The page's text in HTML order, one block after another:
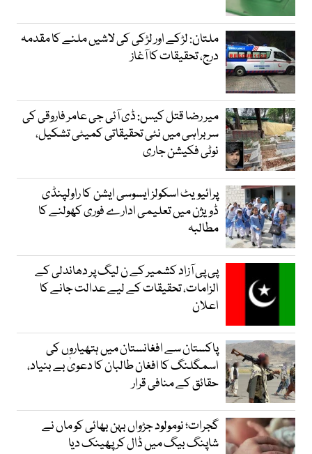
ملتان: لڑکے اور لڑکی کی لاشیں ملنے کا مقدمہ
درج، تحقیقات کا آغاز
میر رضا قتل کیس: ڈی آئی جی عامر فاروقی کی
سربراہی میں نئی تحقیقاتی کمیٹی تشکیل،
نوٹی فکیشن جاری
پرائیویٹ اسکولز ایسوسی ایشن کا راولپنڈی
ڈویژن میں تعلیمی ادارے فوری کھولنے کا
مطالبہ
پی پی آزاد کشمیر کے ن لیگ پر دھاندلی کے
الزامات، تحقیقات کے لیے عدالت جانے کا
اعلان
پاکستان سے افغانستان میں ہتھیاروں کی
اسمگلنگ کا افغان طالبان کا دعویٰ بے بنیاد،
حقائق کے منافی قرار
گجرات؛ نومولود جڑواں بہن بھائی کو ماں نے
شاپنگ بیگ میں ڈال کر پھینک دیا